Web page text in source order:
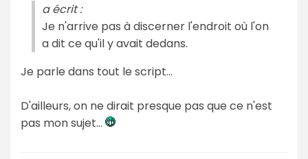
a écrit :
Je n'arrive pas à discerner l'endroit où l'on
a dit ce qu'il y avait dedans.
Je parle dans tout le script...
D'ailleurs, on ne dirait presque pas que ce n'est
pas mon sujet...